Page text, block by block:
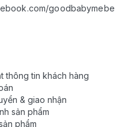
goodbabymebe
thông tin khách hàng
& giao nhận
sản phẩm
phẩm